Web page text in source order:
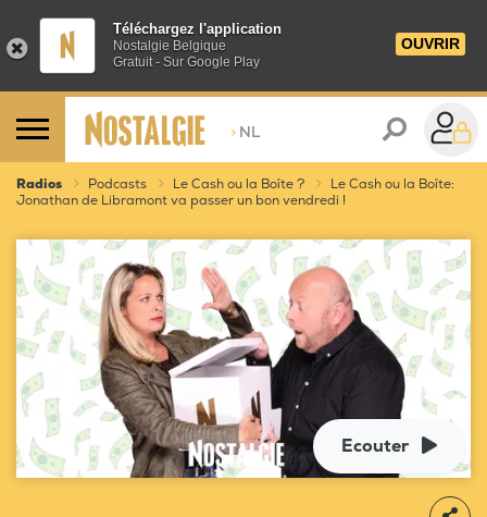
Téléchargez l'application
Nostalgie Belgique
Gratuit - Sur Google Play
OUVRIR
> NL
Radios Podcasts Le Cash ou la Boîte ?
Le Cash ou la Boîte:
Jonathan de Libramont va passer un bon vendredi !
Ecouter